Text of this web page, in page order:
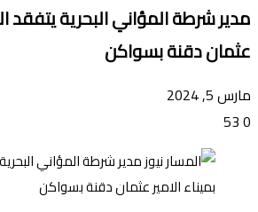
مدير شرطة المؤاني البحرية يتفقد
عثمان دقنة بسواكن
مارس 5, 2024
0